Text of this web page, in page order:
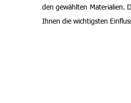
den gewählten Materialien.
Ihnen die wichtigsten